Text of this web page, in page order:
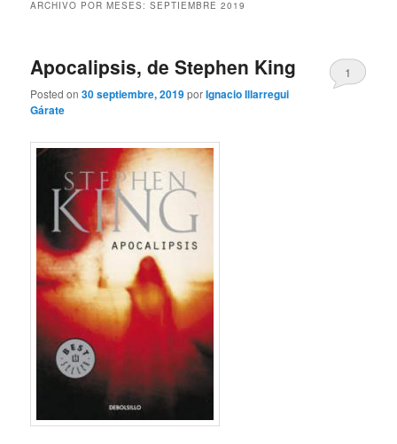
ARCHIVO POR MESES:SEPTIEMBRE 2019
Apocalipsis, de Stephen King
Posted on30 septiembre, 2019porIgnacio Illarregui
Gárate
1